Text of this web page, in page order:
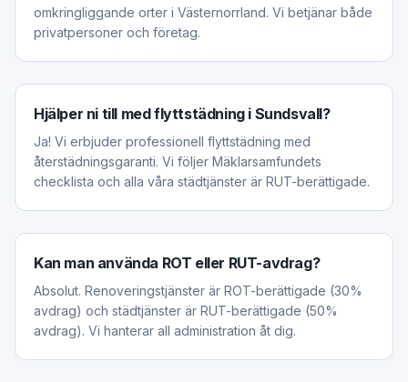
omkringliggande orter i Västernorrland. Vi betjänar både
privatpersoner och företag.
Hjälper ni till med flyttstädning i Sundsvall?
Ja! Vi erbjuder professionell flyttstädning med
återstädningsgaranti. Vi följer Mäklarsamfundets
checklista och alla våra städtjänster är RUT-berättigade.
Kan man använda ROT eller RUT-avdrag?
Absolut. Renoveringstjänster är ROT-berättigade (30%
avdrag) och städtjänster är RUT-berättigade (50%
avdrag). Vi hanterar all administration åt dig.